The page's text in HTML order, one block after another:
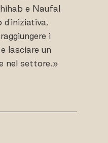
e Naufal
i
lasciare un
nel settore.»